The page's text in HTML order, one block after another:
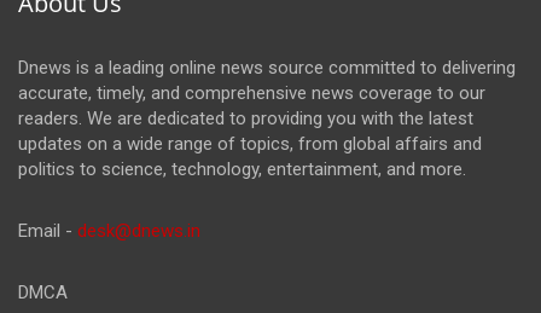
Dnews is a leading online news source committed to delivering
accurate, timely, and comprehensive news coverage to our
readers. We are dedicated to providing you with the latest
updates on a wide range of topics, from global affairs and
politics to science, technology, entertainment, and more.
Email - desk@dnews.in
DMCA